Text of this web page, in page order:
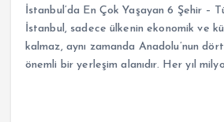
İstanbul’da En Çok Yaşayan 6 Şehir –
İstanbul, sadece ülkenin ekonomik ve
kalmaz, aynı zamanda Anadolu’nun
önemli bir yerleşim alanıdır. Her yıl